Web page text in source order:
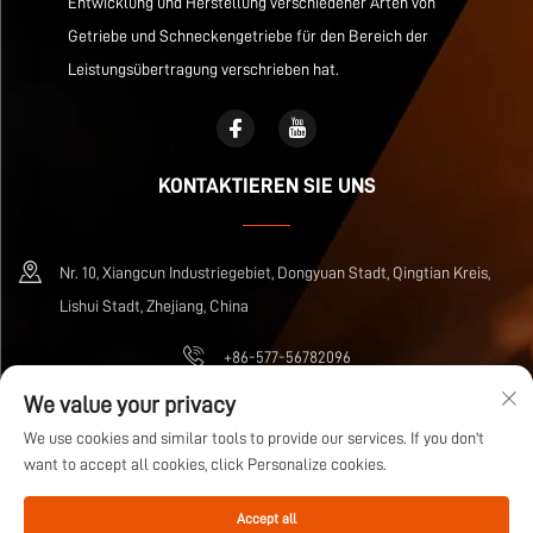
Getriebe und Schneckengetriebe für den Bereich der
Leistungsübertragung verschrieben hat.
KONTAKTIEREN SIE UNS
Nr. 10, Xiangcun Industriegebiet, Dongyuan Stadt, Qingtian Kreis,
Lishui Stadt, Zhejiang, China
+86-577-56782096
[email protected]
Urheberrecht © Zhejiang Wuma Drive Co., Ltd Alle Rechte vorbehalten
Datenschutzrichtlinie
We value your privacy
We use cookies and similar tools to provide our services. If you don't
want to accept all cookies, click Personalize cookies.
Accept all